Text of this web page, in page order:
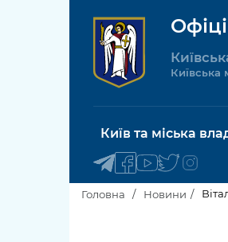
Київська
Київ та міська
Головна Новини